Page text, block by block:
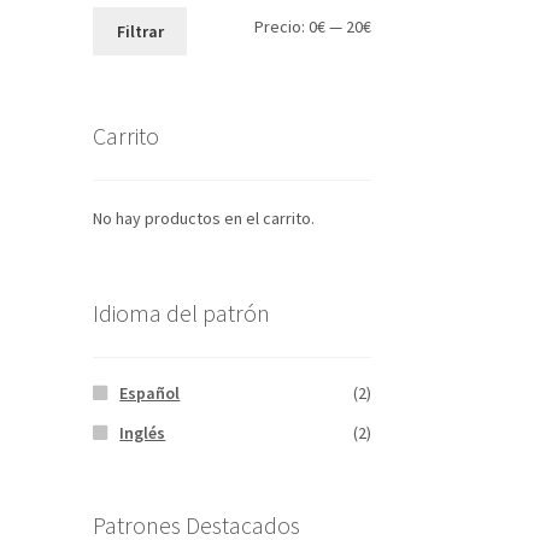
Precio
Precio
Filtrar Precio: 0€— 20€
Carrito
No hay productos en el carrito.
Idioma del patrón
Español
(2)
Inglés
(2)
Patrones Destacados